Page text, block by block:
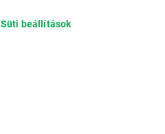
Süti beállítások